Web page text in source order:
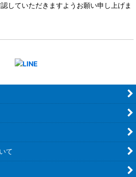
していただきますようお願い申し上げま
て